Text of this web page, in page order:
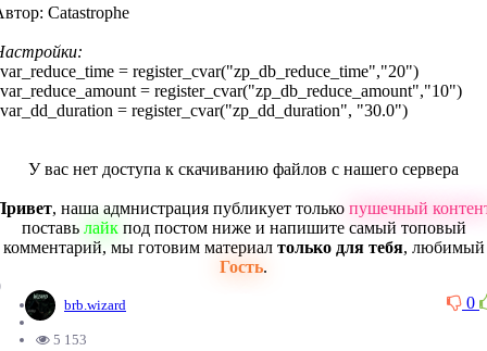
Catastrophe
= register_cvar("zp_db_reduce_time","20")
= register_cvar("zp_db_reduce_amount","10")
= register_cvar("zp_dd_duration", "30.0")
У вас нет доступа к скачиванию файлов с нашего сервера
, наша адмнистрация публикует только пушечный
поставь лайкпод постом ниже и напишите самый топовый
комментарий, мы готовим материал только для тебя, любимый
Гость.
0
brb.wizard
5 153